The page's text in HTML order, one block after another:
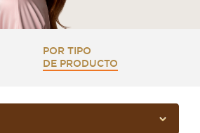
POR TIPO
DE PRODUCTO